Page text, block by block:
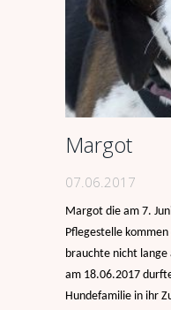
Margot
07.06.2017
Margot die am 7.
Pflegestelle
brauchte nicht lange
am 18.06.2017
Hundefamilie in ihr